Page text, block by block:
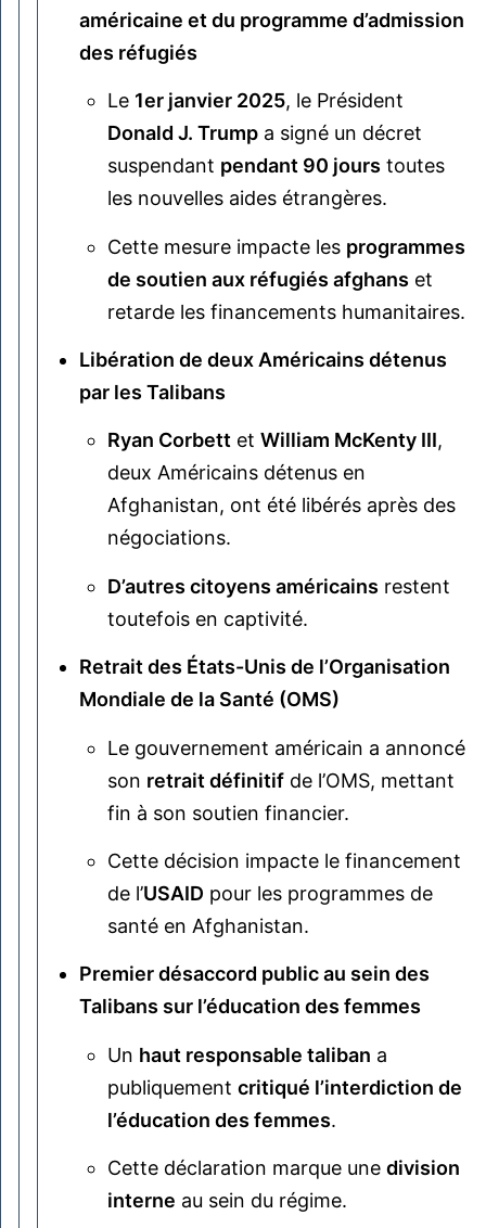
américaine et du programme d’admission
des réfugiés
Le 1er janvier 2025, le Président
Donald J. Trumpa signé un décret
suspendant pendant 90 jours toutes
les nouvelles aides étrangères.
Cette mesure impacte les programmes
de soutien aux réfugiés afghans et
retarde les financements humanitaires.
Libération de deux Américains détenus
par les Talibans
Ryan Corbettet William McKenty III,
deux Américains détenus en
Afghanistan, ont été libérés après des
négociations.
D’autres citoyens américains restent
toutefois en captivité.
Retrait des États-Unis de l’Organisation
Mondiale de la Santé (OMS)
Le gouvernement américain a annoncé
son retrait définitifde l’OMS, mettant
fin à son soutien financier.
Cette décision impacte le financement
de l’USAID pour les programmes de
santé en Afghanistan.
Premier désaccord public au sein des
Talibans sur l’éducation des femmes
Un haut responsable taliban a
publiquement critiqué l’interdiction de
l’éducation des femmes.
Cette déclaration marque une division
interne au sein du régime.